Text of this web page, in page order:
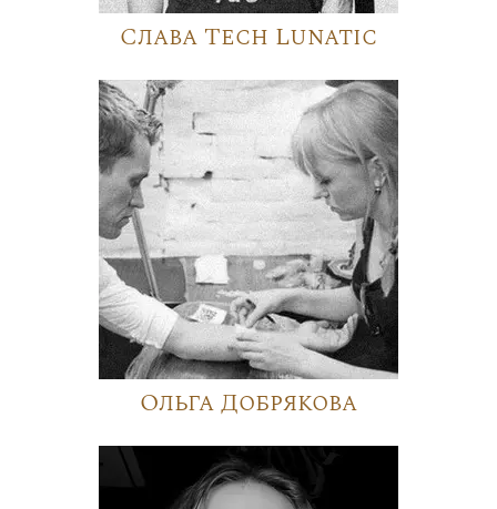
Слава Tech Lunatic
Ольга Добрякова